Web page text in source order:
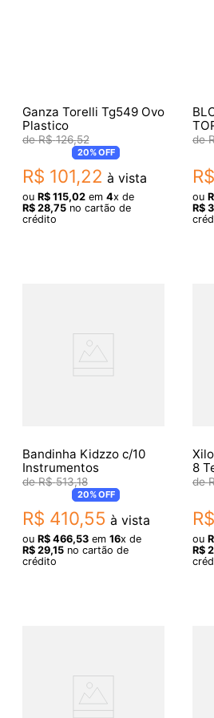
Ganza Torelli Tg549 Ovo
Plastico
R$ 126,52
20%OFF
R$ 101,22 à vista
ou R$ 115,02em 4x de
R$ 28,75no cartão de
crédito
R$
ou
R$
Bandinha Kidzzo c/10
Instrumentos
R$ 513,18
20%OFF
R$ 410,55 à vista
ou R$ 466,53em 16x de
R$ 29,15no cartão de
crédito
8
R$
ou
R$